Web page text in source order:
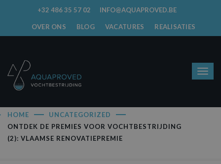
+32 486 35 57 02 INFO@AQUAPROVED.BE
OVER ONS BLOG VACATURES REALISATIES
HOME
UNCATEGORIZED
ONTDEK DE PREMIES VOOR VOCHTBESTRIJDING
(2): VLAAMSE RENOVATIEPREMIE